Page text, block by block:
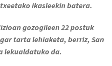
ikasleekin batera.
gozogileen 22 postuk
tarta lehiaketa, berriz, San
lekualdatuko da.